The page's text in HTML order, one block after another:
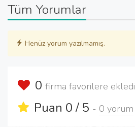
Tüm Yorumlar
Henüz yorum yazılmamış.
0 firma favorilere ekledi
Puan 0 / 5 - 0 yorum